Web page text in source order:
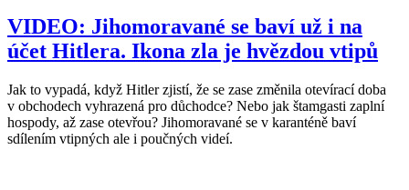
VIDEO: Jihomoravané se baví už i na
účet Hitlera. Ikona zla je hvězdou vtipů
Jak to vypadá, když Hitler zjistí, že se zase změnila otevírací doba
v obchodech vyhrazená pro důchodce? Nebo jak štamgasti zaplní
hospody, až zase otevřou? Jihomoravané se v karanténě baví
sdílením vtipných ale i poučných videí.